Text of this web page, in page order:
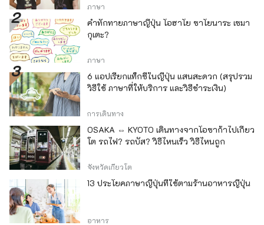
ภาษา
คำทักทายภาษาญี่ปุ่น โอฮาโย ซาโยนาระ เซมา
กุเตะ?
ภาษา
6 แอปเรียกแท็กซี่ในญี่ปุ่น แสนสะดวก (สรุปรวม
วิธีใช้ ภาษาที่ให้บริการ และวิธีชำระเงิน)
การเดินทาง
OSAKA ⇔ KYOTO เดินทางจากโอซาก้าไปเกียว
โต รถไฟ? รถบัส? วิธีไหนเร็ว วิธีไหนถูก
จังหวัดเกียวโต
13 ประโยคภาษาญี่ปุ่นที่ใช้ตามร้านอาหารญี่ปุ่น
อาหาร